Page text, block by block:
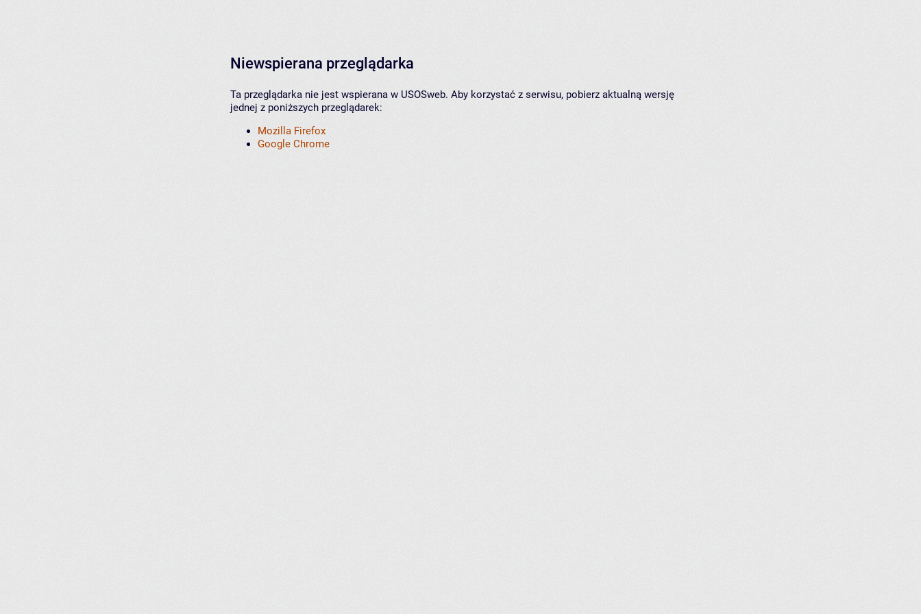
Niewspierana przeglądarka
Ta przeglądarka nie jest wspierana w USOSweb. Aby korzystać z serwisu, pobierz aktualną wersję
jednej z poniższych przeglądarek:
Mozilla Firefox
Google Chrome